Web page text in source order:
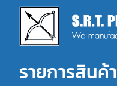
รายการสินค้า